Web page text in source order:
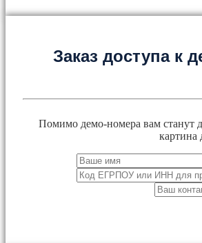
Заказ доступа к
Помимо демо-номера вам станут
картина